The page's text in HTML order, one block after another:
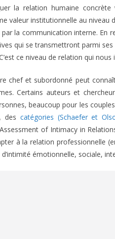
la relation humaine
valeur institutionnelle au niveau
la communication interne. En
qui se transmettront parmi ses
ce niveau de relation qui
chef et subordonné peut
Certains auteurs et
beaucoup pour les
, des catégories (Schaefer et
of Intimacy in
à la relation professionnelle
émotionnelle, sociale,